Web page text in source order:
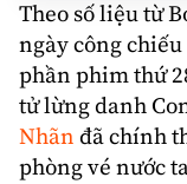
Theo số liệu từ
ngày công chiếu
phần phim thứ
tử lừng danh
Nhãn đã chính
phòng vé nước